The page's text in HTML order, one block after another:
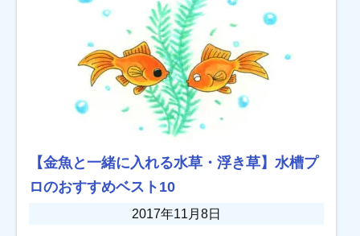
【金魚と一緒に入れる水草・浮き草】水槽プ
ロのおすすめベスト10
2017年11月8日